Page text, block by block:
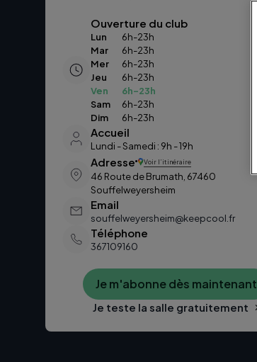
Ouverture du club
Lun
6h-23h
Mar
6h-23h
Mer
6h-23h
Jeu
6h-23h
Ven
6h-23h
Sam
6h-23h
Dim
6h-23h
Accueil
Lundi - Samedi : 9h - 19h
Adresse Voir l’itinéraire
46 Route de Brumath, 67460
Souffelweyersheim
Email
souffelweyersheim@keepcool.fr
Téléphone
367109160
Je m'abonne dès maintenant
Je teste la salle gratuitement